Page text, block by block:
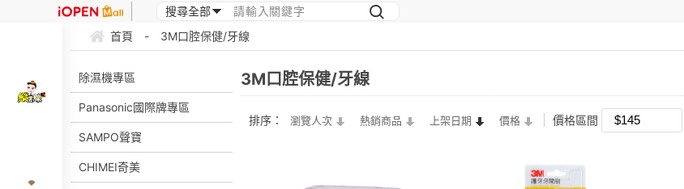
首頁 - 3M口腔保健/牙線
除濕機專區
Panasonic國際牌專區
SAMPO聲寶
CHIMEI奇美
3M口腔保健/牙線
排序： 瀏覽人次 熱銷商品 上架日期 價格 價格區間